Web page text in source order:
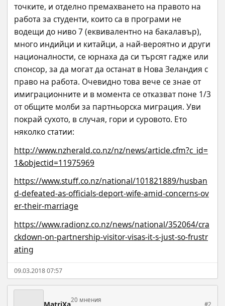
точките, и отделно премахването на правото на
работа за студенти, които са в програми не
водещи до ниво 7 (еквивалентно на бакалавър),
много индийци и китайци, а най-вероятно и други
националности, се юрнаха да си търсят гадже или
спонсор, за да могат да останат в Нова Зеландия с
право на работа. Очевидно това вече се знае от
имиграционните и в момента се отказват поне 1/3
от общите молби за партньорска миграция. Уви
покрай сухото, в случая, гори и суровото. Ето
няколко статии:
http://www.nzherald.co.nz/nz/news/article.cfm?c_id=
1&objectid=11975969
https://www.stuff.co.nz/national/101821889/husban
d-defeated-as-officials-deport-wife-amid-concerns-ov
er-their-marriage
https://www.radionz.co.nz/news/national/352064/cra
ckdown-on-partnership-visitor-visas-it-s-just-so-frustr
ating
09.03.2018 07:57
20 мнения
#2